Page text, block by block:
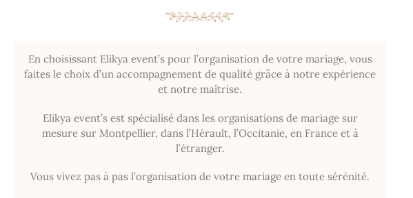
En choisissant Elikya event’s pour l’organisation de votre mariage, vous
faites le choix d’un accompagnement de qualité grâce à notre expérience
et notre maîtrise.
Elikya event’s est spécialisé dans les organisations de mariage sur
mesure sur Montpellier, dans l’Hérault, l’Occitanie, en France et à
l’étranger.
Vous vivez pas à pas l’organisation de votre mariage en toute sérénité.